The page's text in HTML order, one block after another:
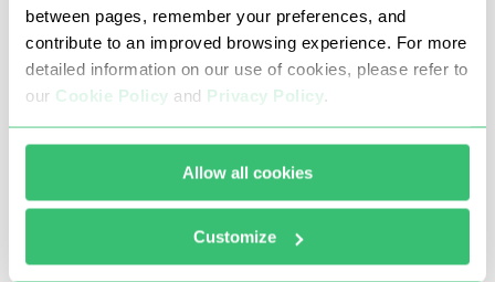
between pages, remember your preferences, and
contribute to an improved browsing experience. For more
detailed information on our use of cookies, please refer to
our Cookie Policy and Privacy Policy.
Allow all cookies
Customize
게 유지할 수 있습니다.
Proxy-Seller의 Metin2용 프록시
최적의 프록시 서버를 선택하고 TeamViewer 프로그램을
통해 원격으로 구성하는 데 도움을 드릴 준비가 되어 있습니
다. 해당 분야의 광범위한 경험과 역량 외에도 고객에게 여
러 가지 이점을 제공합니다: